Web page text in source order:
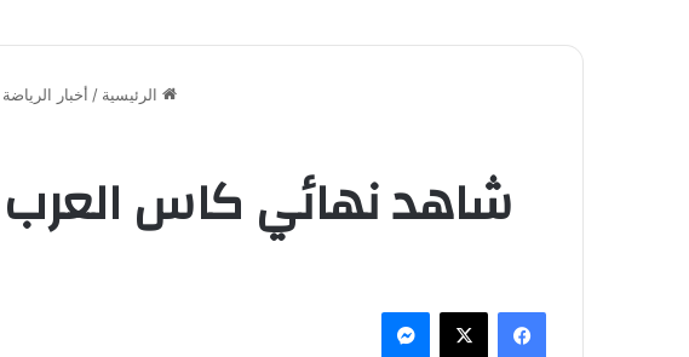
الرئيسية / أخبار الرياضة
شاهد نهائي كاس العرب
فيسبوك